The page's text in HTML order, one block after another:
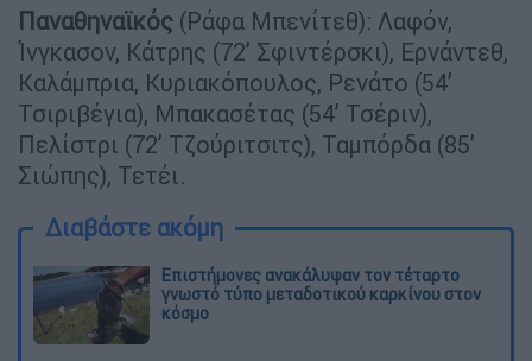
Παναθηναϊκός (Ράφα Μπενίτεθ): Λαφόν,
Ίνγκασον, Κάτρης (72’ Σφιντέρσκι), Ερνάντεθ,
Καλάμπρια, Κυριακόπουλος, Ρενάτο (54’
Τσιριβέγια), Μπακασέτας (54’ Τσέριν),
Πελίστρι (72’ Τζούριτσιτς), Ταμπόρδα (85’
Σιώπης), Τετέι.
Διαβάστε ακόμη
Επιστήμονες ανακάλυψαν τον τέταρτο
γνωστό τύπο μεταδοτικού καρκίνου στον
κόσμο